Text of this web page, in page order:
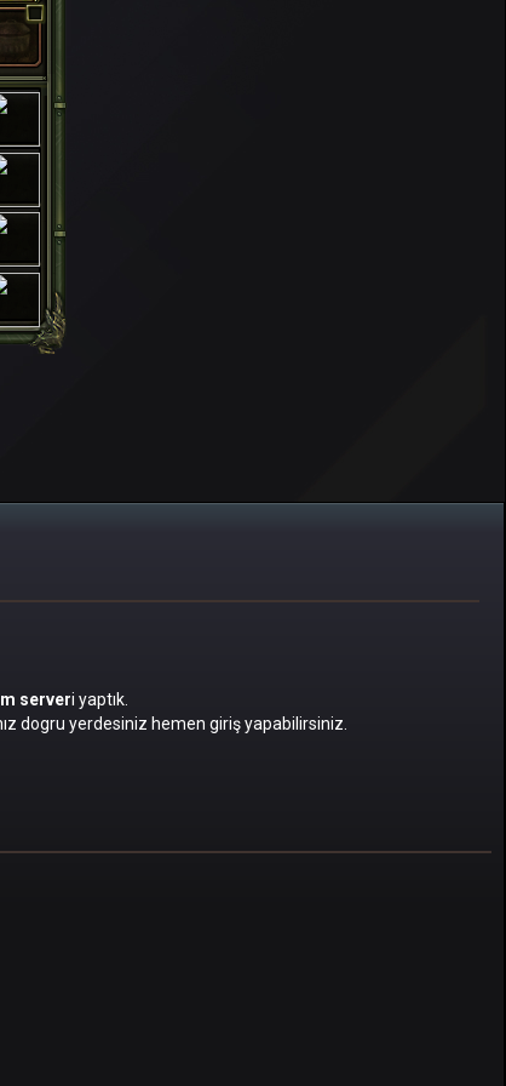
serveri yaptık.
dogru yerdesiniz hemen giriş yapabilirsiniz.